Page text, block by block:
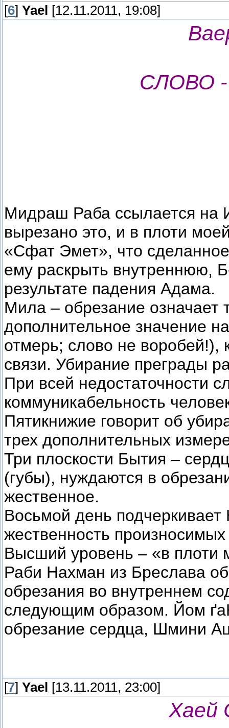
[6] Yael [12.11.2011, 19:08]
СЛОВО
Мидраш Раба ссылается на
вырезано это, и в плоти
«Сфат Эмет», что
ему раскрыть внутреннюю,
результате падения Адама.
Мила – обрезание означает
дополнительное значение
отмерь; слово не воробей!),
связи. Убирание преграды
При всей недостаточности
коммуникабельность
Пятикнижие говорит об
трех дополнительных
Три плоскости Бытия –
(губы), нуждаются в
жественное.
Восьмой день
жественность
Высший уровень – «в плоти
Раби Нахман из Бреслава
обрезания во внутреннем
следующим образом. Йом
обрезание сердца, Шмини
[7] Yael [13.11.2011, 23:00]
Хаей